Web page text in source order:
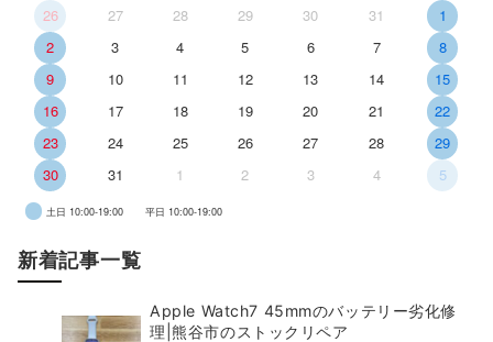
26 27 28 29 30 31
1
2
3 4 5 6 7
8
9
10 11 12 13 14
15
16
17 18 19 20 21
22
23
24 25 26 27 28
29
30
31 1 2 3 4 5
土日 10:00-19:00 平日 10:00-19:00
新着記事一覧
Apple Watch7 45mmのバッテリー劣化修
理|熊谷市のストックリペア